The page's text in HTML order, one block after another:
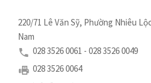
220/71 Lê Văn Sỹ, Phường Nhiêu
Nam
028 3526 0061 - 028 3526 0049
028 3526 0064